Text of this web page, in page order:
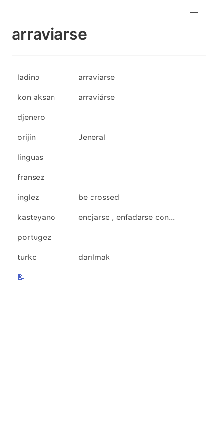
arraviarse
ladino arraviarse
kon aksan arraviárse
djenero
orijin Jeneral
linguas
fransez
inglez be crossed
kasteyano enojarse , enfadarse con...
portugez
turko darılmak
📝